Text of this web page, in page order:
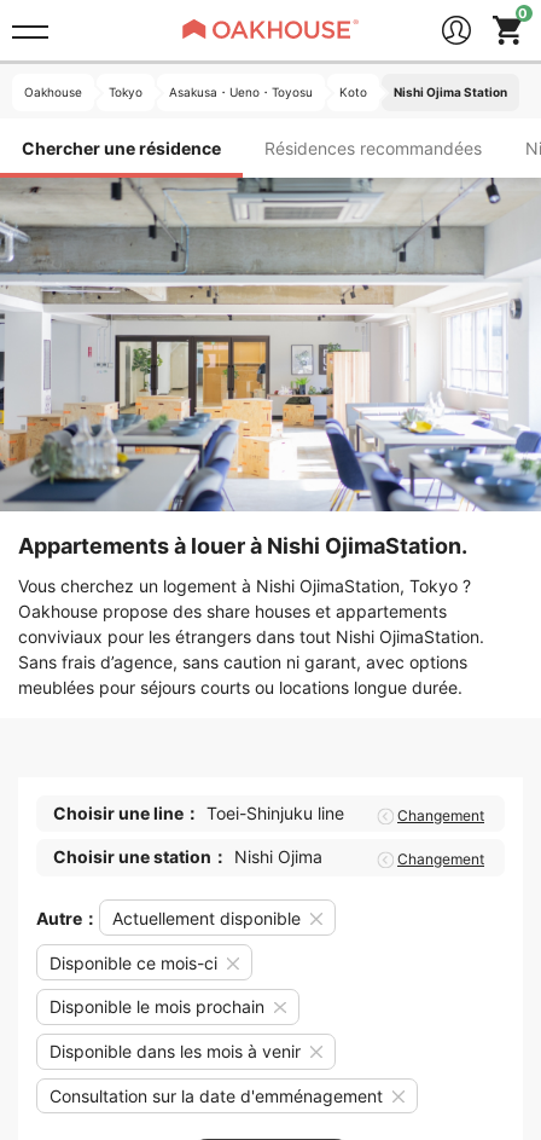
Oakhouse Tokyo Asakusa・Ueno・Toyosu Koto Nishi Ojima Station
Chercher une résidence Résidences recommandées
Appartements à louer à Nishi OjimaStation.
Vous cherchez un logement à Nishi OjimaStation, Tokyo ?
Oakhouse propose des share houses et appartements
conviviaux pour les étrangers dans tout Nishi OjimaStation.
Sans frais d’agence, sans caution ni garant, avec options
meublées pour séjours courts ou locations longue durée.
Choisir une line： Toei-Shinjuku line Changement
Choisir une station： Nishi Ojima Changement
Autre： Actuellement disponible
Disponible ce mois-ci
Disponible le mois prochain
Disponible dans les mois à venir
Consultation sur la date d'emménagement